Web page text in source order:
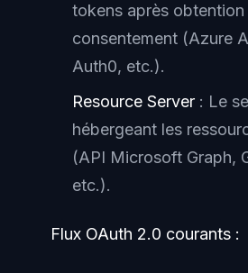
tokens après obtention
consentement (Azure
Auth0, etc.).
Resource Server : Le
hébergeant les
(API Microsoft Graph,
etc.).
Flux OAuth 2.0 courants :